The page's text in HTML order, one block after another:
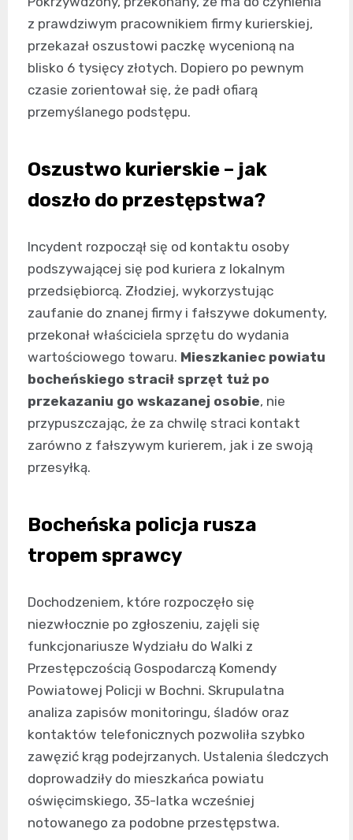
z prawdziwym pracownikiem firmy kurierskiej,
przekazał oszustowi paczkę wycenioną na
blisko 6 tysięcy złotych. Dopiero po pewnym
czasie zorientował się, że padł ofiarą
przemyślanego podstępu.
Oszustwo kurierskie – jak
doszło do przestępstwa?
Incydent rozpoczął się od kontaktu osoby
podszywającej się pod kuriera z lokalnym
przedsiębiorcą. Złodziej, wykorzystując
zaufanie do znanej firmy i fałszywe dokumenty,
przekonał właściciela sprzętu do wydania
wartościowego towaru. Mieszkaniec powiatu
bocheńskiego stracił sprzęt tuż po
przekazaniu go wskazanej osobie, nie
przypuszczając, że za chwilę straci kontakt
zarówno z fałszywym kurierem, jak i ze swoją
przesyłką.
Bocheńska policja rusza
tropem sprawcy
Dochodzeniem, które rozpoczęło się
niezwłocznie po zgłoszeniu, zajęli się
funkcjonariusze Wydziału do Walki z
Przestępczością Gospodarczą Komendy
Powiatowej Policji w Bochni. Skrupulatna
analiza zapisów monitoringu, śladów oraz
kontaktów telefonicznych pozwoliła szybko
zawęzić krąg podejrzanych. Ustalenia śledczych
doprowadziły do mieszkańca powiatu
oświęcimskiego, 35-latka wcześniej
notowanego za podobne przestępstwa.